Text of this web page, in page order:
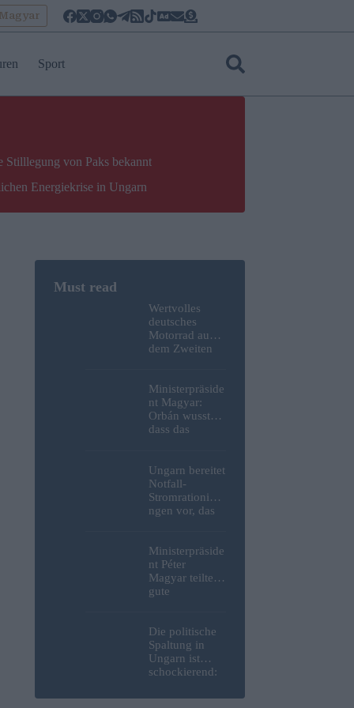
Sport
Stilllegung von Paks bekannt
Energiekrise in Ungarn
Wertvolles
deutsches
Motorrad aus
dem Zweiten
Überreste und
Sprengstoff aus
der Donau in
Budapest
Ministerpräside
nt Magyar:
Orbán wusste,
dass das
kurz vor dem
Zusammenbruc
h stand, hat
jedoch nichts
Ungarn bereitet
Notfall-
Stromrationieru
ngen vor, das
diesem
Wochenende
stillgelegt
werden
Ministerpräside
nt Péter
Magyar teilte
gute
freiwilliger
Verbrauchsred
uzierungen
mit, da erneut
gebrochen
Die politische
Spaltung in
Ungarn ist
schockierend:
einer Wasser-